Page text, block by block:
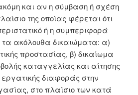
και αν η σύμβαση ή σχέση
της οποίας φέρεται ότι
ή η συμπεριφορά
τα ακόλουθα δικαιώματα: α)
προστασίας, β) δικαίωμα
καταγγελίας και αίτησης
διαφοράς στην
στο πλαίσιο των κατά